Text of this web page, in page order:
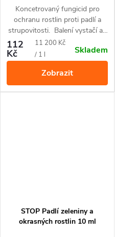
Koncetrovaný fungicid pro
ochranu rostlin proti padlí a
strupovitosti. Balení vystačí až
na 20 litrů postřikové kapaliny.
112
Kč
Měrná
cena:
11 200 Kč
/ 1 l
Skladem
Zobrazit
STOP Padlí zeleniny a
okrasných rostlin 10 ml